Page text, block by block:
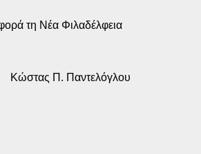
τη Νέα Φιλαδέλφεια
Κώστας Π. Παντελόγλου